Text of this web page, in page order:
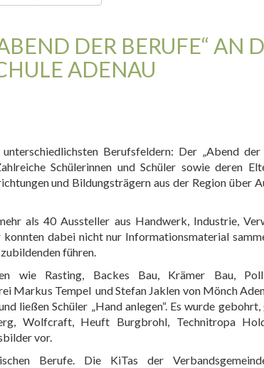
DER BERUFE“ AN
ADENAU
Berufsfeldern: Der „Abend
Schülerinnen und Schüler sowie deren
und Bildungsträgern aus der Region über
als 40 Aussteller aus Handwerk, Industrie,
dabei nicht nur Informationsmaterial
führen.
wie Rasting, Backes Bau, Krämer Bau,
Markus Tempel und Stefan Jaklen von Mönch
ließen Schüler „Hand anlegen“. Es wurde
Wolfcraft, Heuft Burgbrohl, Technitropa
vor.
Berufe. Die KiTas der